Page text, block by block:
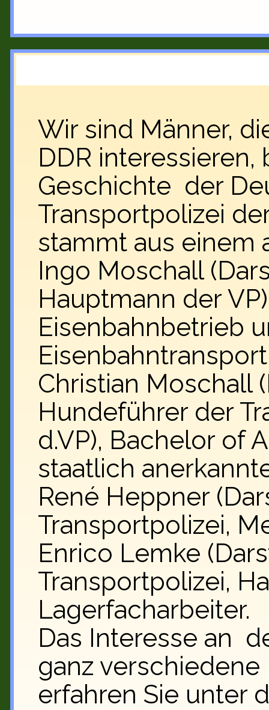
Wir sind Männer,
DDR
Geschichte der
Transportpolizei
stammt aus einem
Ingo Moschall
Hauptmann der
Eisenbahnbetrieb
Christian Moschall
Hundeführer der
d.VP), Bachelor of
staatlich
René Heppner
Transportpolizei,
Enrico Lemke (
Transportpolizei,
Lagerfacharbeiter.
Das Interesse an
ganz
erfahren Sie unter